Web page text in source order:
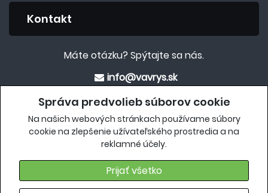
Správa predvolieb súborov cookie
Na našich webových stránkach používame súbory
cookie na zlepšenie užívateľského prostredia a na
reklamné účely.
Prijať všetko
Kontakt
Máte otázku? Spýtajte sa nás.
info@vavrys.sk
+421 911 454 422
Eshop
crafteshop.vavrys.sk